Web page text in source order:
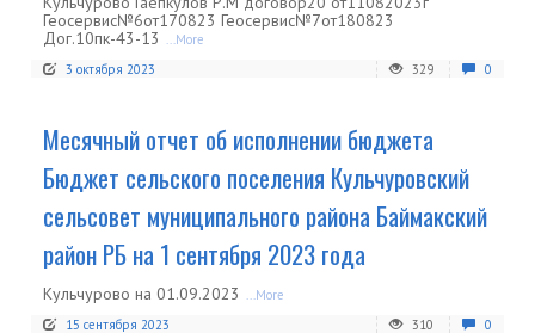
Геосервис№6от170823 Геосервис№7от180823
Дог.10пк-43-13 ...More
3 октября 2023
329 0
Месячный отчет об исполнении бюджета
Бюджет сельского поселения Кульчуровский
сельсовет муниципального района Баймакский
район РБ на 1 сентября 2023 года
Кульчурово на 01.09.2023 ...More
15 сентября 2023
310 0